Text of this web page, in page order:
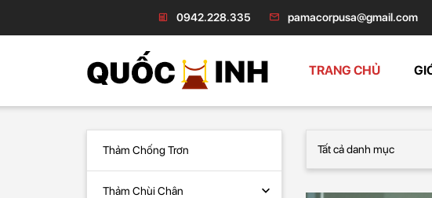
0942.228.335 pamacorpusa@gmail.com
TRANG CHỦ
Thảm Chống Trơn
Thảm Chùi Chân